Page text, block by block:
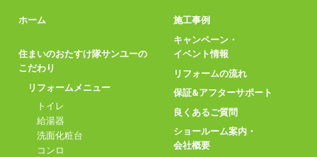
ホーム
住まいのおたすけ隊サンユーの
こだわり
リフォームメニュー
トイレ
給湯器
洗面化粧台
コンロ
施工事例
キャンペーン・
イベント情報
リフォームの流れ
保証&アフターサポート
良くあるご質問
ショールーム案内・
会社概要